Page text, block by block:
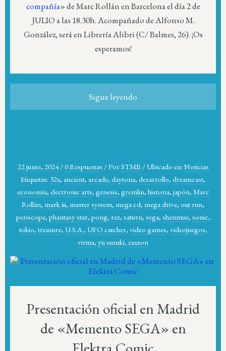
compañía» de Marc Rollán en Barcelona el día 2 de
JULIO a las 18.30h. Acompañado de Alfonso M.
González, será en Librería Alibri (C/ Balmes, 26). ¡Os
esperamos!
Sigue leyendo
22 junio, 2024 /0 Respuestas /PorSTMB / Ubicado en: Noticias
Etiquetas: 32x, ancient, arcade, daytona, desarrollo, dreamcast,
economía, electronic arts, genesis, gremlin, historia, japón, Marc
Rollán, mark iii, master system, mega cd, mega drive, out run,
periscope, phantasy star, pong, rez, saturn, sega, shenmue, sonic,
tokio, treasure, U.S.A., UFO catcher, video games, videojuegos,
virtua, yu suzuki, zaxxon
Presentación oficial en Madrid
de «Memento SEGA» en